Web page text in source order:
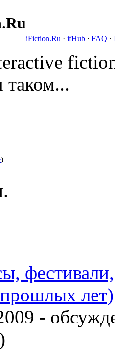
iFiction.Ru · ifHub · FAQ ·
таком...
)
лет)
-
)